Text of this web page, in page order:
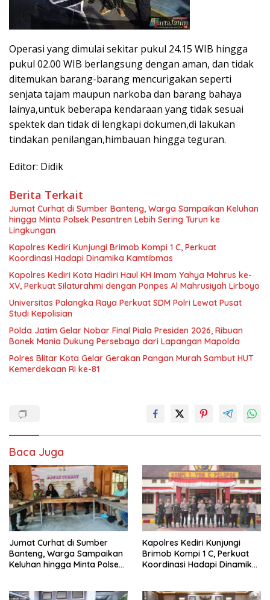
Operasi yang dimulai sekitar pukul 24.15 WIB hingga
pukul 02.00 WIB berlangsung dengan aman, dan tidak
ditemukan barang-barang mencurigakan seperti
senjata tajam maupun narkoba dan barang bahaya
lainya,untuk beberapa kendaraan yang tidak sesuai
spektek dan tidak di lengkapi dokumen,di lakukan
tindakan penilangan,himbauan hingga teguran.
Editor: Didik
Berita Terkait
Jumat Curhat di Sumber Banteng, Warga Sampaikan Keluhan
hingga Minta Polsek Pesantren Lebih Sering Turun ke
Lingkungan
Kapolres Kediri Kunjungi Brimob Kompi 1 C, Perkuat
Koordinasi Hadapi Dinamika Kamtibmas
Kapolres Kediri Kota Hadiri Haul KH Imam Yahya Mahrus ke-
XV, Perkuat Silaturahmi dengan Ponpes Al Mahrusiyah Lirboyo
Universitas Palangka Raya Perkuat SDM Polri Lewat Pusat
Studi Kepolisian
Polda Jatim Gelar Nobar Final Piala Presiden 2026, Ribuan
Bonek Mania Dukung Persebaya dari Lapangan Mapolda
Polres Blitar Kota Gelar Gerakan Pangan Murah Sambut HUT
Kemerdekaan RI ke-81
Baca Juga
Jumat Curhat di Sumber
Banteng, Warga Sampaikan
Keluhan hingga Minta Polsek
Kapolres Kediri Kunjungi
Brimob Kompi 1 C, Perkuat
Koordinasi Hadapi Dinamika